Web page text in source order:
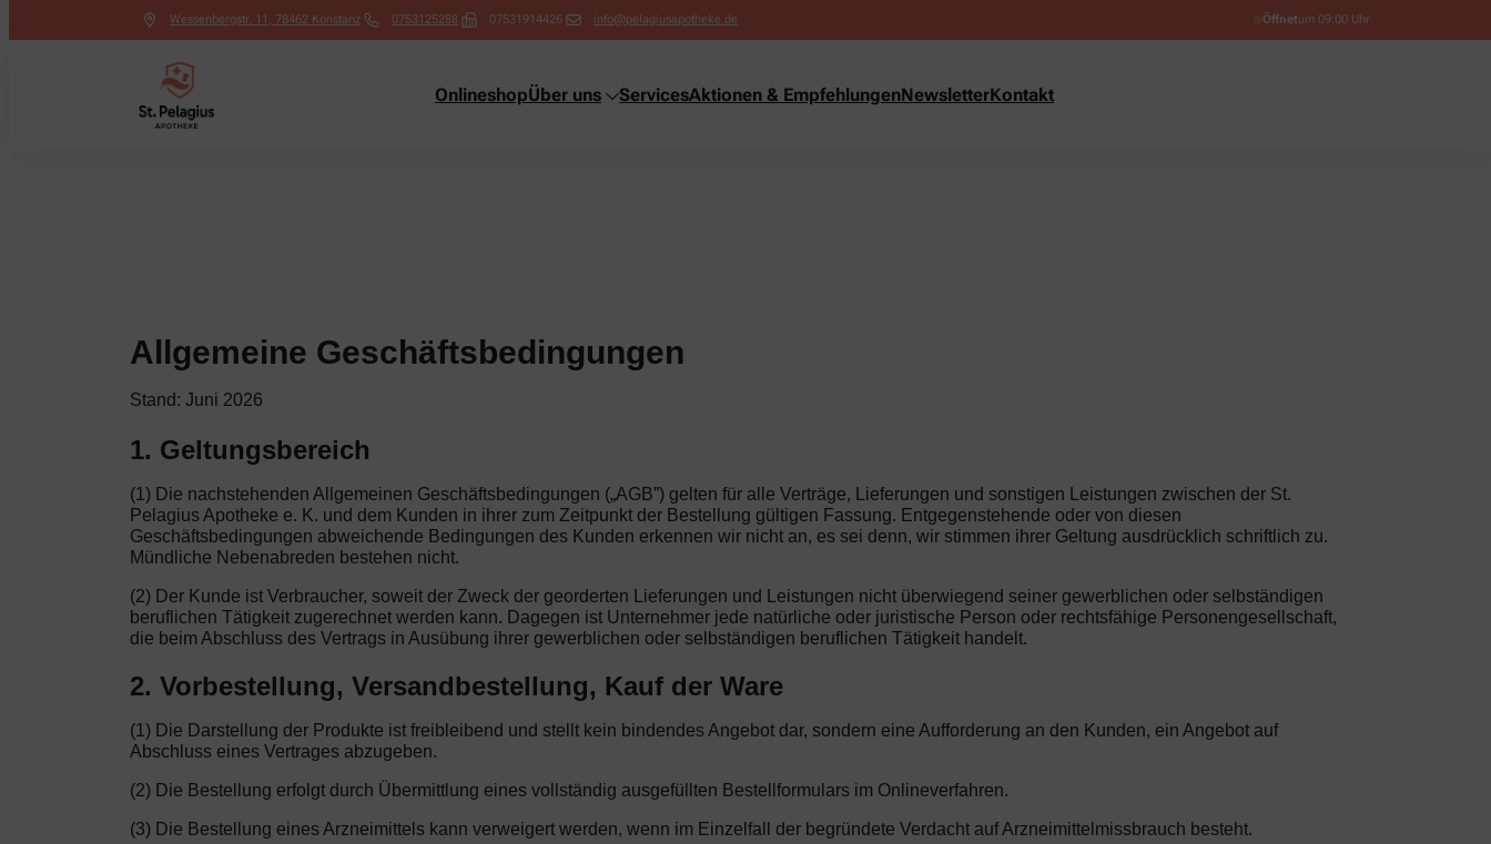
Wessenbergstr. 11 , 78462 Konstanz 0753125288 07531914426 info@pelagiusapotheke.de Öffnetum 09:00 Uhr
OnlineshopÜber uns ServicesAktionen & EmpfehlungenNewsletterKontakt
Allgemeine Geschäftsbedingungen
Stand: Juni 2026
1. Geltungsbereich
(1) Die nachstehenden Allgemeinen Geschäftsbedingungen („AGB”) gelten für alle Verträge, Lieferungen und sonstigen Leistungen zwischen der St.
Pelagius Apotheke e. K. und dem Kunden in ihrer zum Zeitpunkt der Bestellung gültigen Fassung. Entgegenstehende oder von diesen
Geschäftsbedingungen abweichende Bedingungen des Kunden erkennen wir nicht an, es sei denn, wir stimmen ihrer Geltung ausdrücklich schriftlich zu.
Mündliche Nebenabreden bestehen nicht.
(2) Der Kunde ist Verbraucher, soweit der Zweck der georderten Lieferungen und Leistungen nicht überwiegend seiner gewerblichen oder selbständigen
beruflichen Tätigkeit zugerechnet werden kann. Dagegen ist Unternehmer jede natürliche oder juristische Person oder rechtsfähige Personengesellschaft,
die beim Abschluss des Vertrags in Ausübung ihrer gewerblichen oder selbständigen beruflichen Tätigkeit handelt.
2. Vorbestellung, Versandbestellung, Kauf der Ware
(1) Die Darstellung der Produkte ist freibleibend und stellt kein bindendes Angebot dar, sondern eine Aufforderung an den Kunden, ein Angebot auf
Abschluss eines Vertrages abzugeben.
(2) Die Bestellung erfolgt durch Übermittlung eines vollständig ausgefüllten Bestellformulars im Onlineverfahren.
(3) Die Bestellung eines Arzneimittels kann verweigert werden, wenn im Einzelfall der begründete Verdacht auf Arzneimittelmissbrauch besteht.